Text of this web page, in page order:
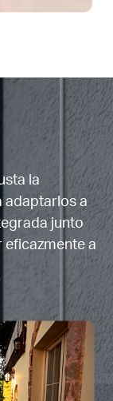
la
adaptarlos a
junto
a